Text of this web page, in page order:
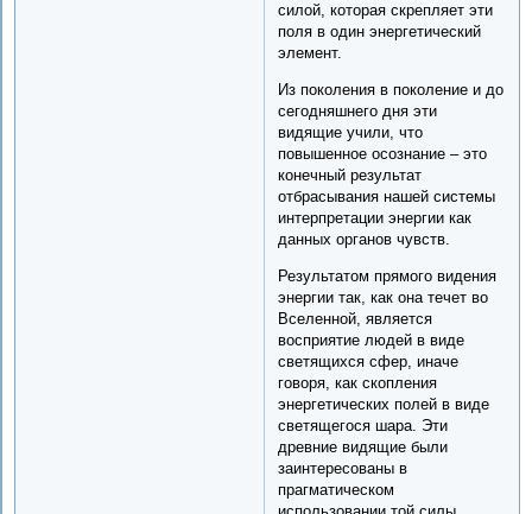
силой, которая скрепляет эти
поля в один энергетический
элемент.
Из поколения в поколение и до
сегодняшнего дня эти
видящие учили, что
повышенное осознание – это
конечный результат
отбрасывания нашей системы
интерпретации энергии как
данных органов чувств.
Результатом прямого видения
энергии так, как она течет во
Вселенной, является
восприятие людей в виде
светящихся сфер, иначе
говоря, как скопления
энергетических полей в виде
светящегося шара. Эти
древние видящие были
заинтересованы в
прагматическом